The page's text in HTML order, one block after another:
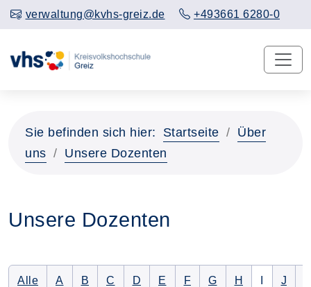
verwaltung@kvhs-greiz.de +493661 6280-0
Sie befinden sich hier: Startseite
Über
uns
Unsere Dozenten
Unsere Dozenten
AlleAlle Dozenten auflisten
Nur Dozenten mit folgendem
A Nur Dozenten mit folgendem
B Nur Dozenten mit folgendem
C Nur Dozenten mit folgendem
D Nur Dozenten mit
E Nur Dozenten mit
F Nur Dozenten mit
G Nur
H Es gibt
Nur
J